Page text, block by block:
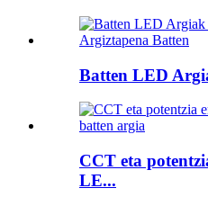
Batten LED
CCT eta
LE...